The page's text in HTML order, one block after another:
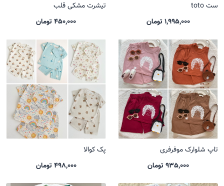
ست toto
1,995,000 تومان
تیشرت مشکی قلب
450,000 تومان
تاپ شلوارک موفرفری
935,000 تومان
پک کوالا
498,000 تومان